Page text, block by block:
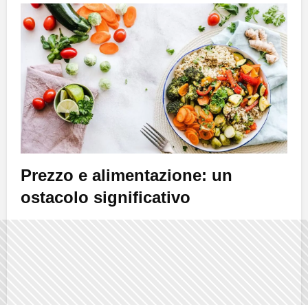
Prezzo e alimentazione: un
ostacolo significativo